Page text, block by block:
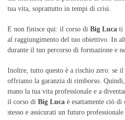
tua vita, soprattutto in tempi di crisi.
E non finisce qui: il corso di Big Luca ti
al raggiungimento del tuo obiettivo. In
durante il tuo percorso di formazione e
Inoltre, tutto questo è a rischio zero: se
offriamo la garanzia di rimborso.
mano la tua vita professionale e a
il corso di Big Luca è esattamente ciò
stesso e assicurati un futuro professionale